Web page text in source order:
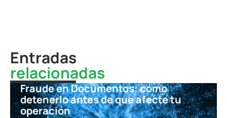
Entradas
relacionadas
Fraude en Documentos: cómo
detenerlo antes de que afecte tu
operación